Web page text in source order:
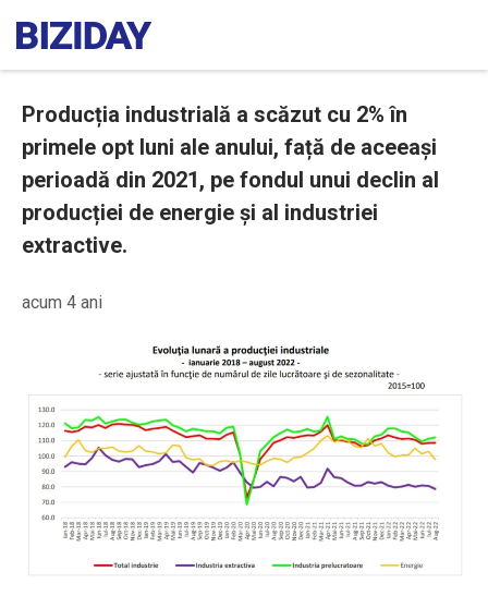
Producția industrială a scăzut cu 2% în
primele opt luni ale anului, față de aceeași
perioadă din 2021, pe fondul unui declin al
producției de energie și al industriei
extractive.
acum 4 ani